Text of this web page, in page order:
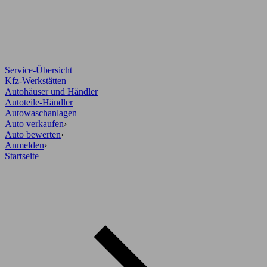
Service-Übersicht
Kfz-Werkstätten
Autohäuser und Händler
Autoteile-Händler
Autowaschanlagen
Auto verkaufen›
Auto bewerten›
Anmelden›
Startseite